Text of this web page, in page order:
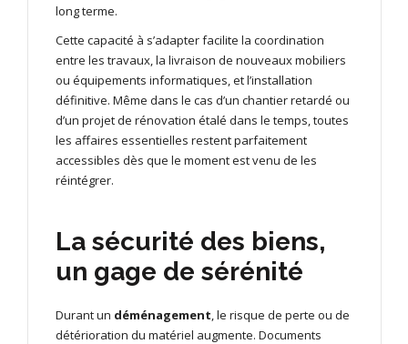
long terme.
Cette capacité à s’adapter facilite la coordination
entre les travaux, la livraison de nouveaux mobiliers
ou équipements informatiques, et l’installation
définitive. Même dans le cas d’un chantier retardé ou
d’un projet de rénovation étalé dans le temps, toutes
les affaires essentielles restent parfaitement
accessibles dès que le moment est venu de les
réintégrer.
La sécurité des biens,
un gage de sérénité
Durant un déménagement , le risque de perte ou de
détérioration du matériel augmente. Documents